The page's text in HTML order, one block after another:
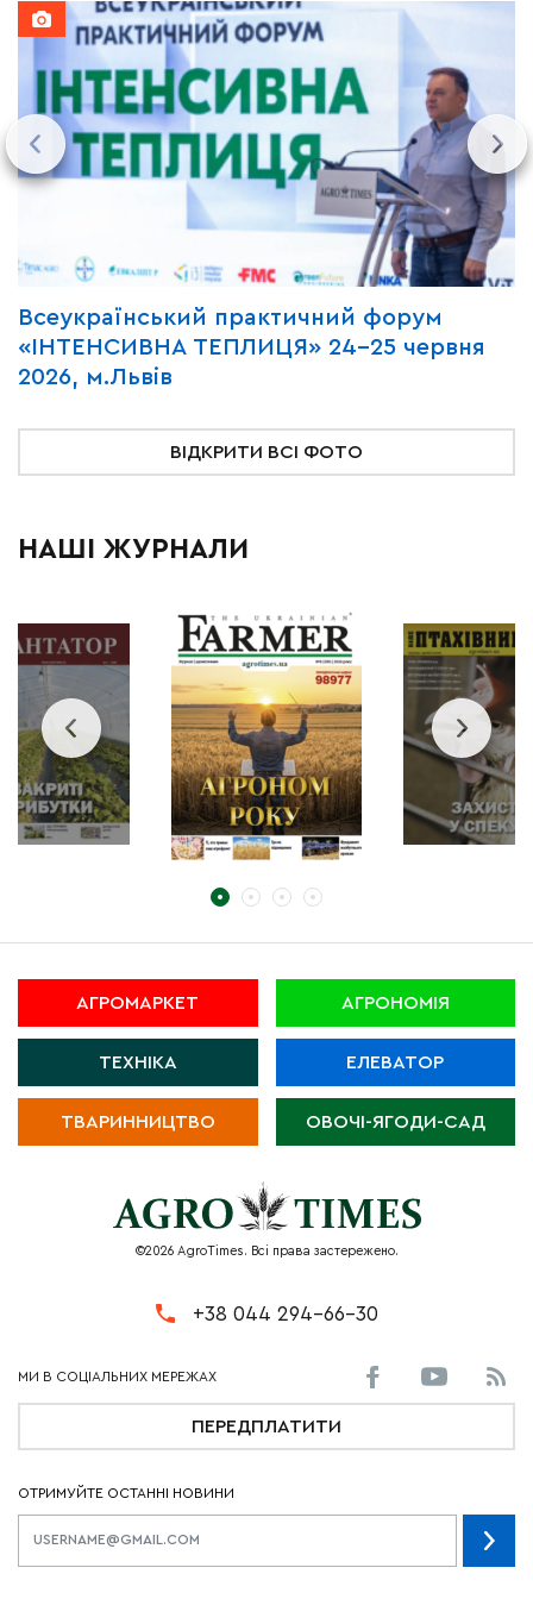
Всеукраїнський практичний форум
«ІНТЕНСИВНА ТЕПЛИЦЯ» 24-25 червня
2026, м.Львів
ВІДКРИТИ ВСІ ФОТО
НАШІ ЖУРНАЛИ
АГРОМАРКЕТ АГРОНОМІЯ
ТЕХНІКА ЕЛЕВАТОР
ТВАРИННИЦТВО ОВОЧІ-ЯГОДИ-САД
©2026 AgroTimes. Всі права застережено.
+38 044 294-66-30
ПЕРЕДПЛАТИТИ
ОТРИМУЙТЕ ОСТАННІ НОВИНИ